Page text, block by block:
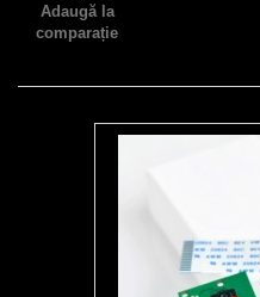
Adaugă la
comparație